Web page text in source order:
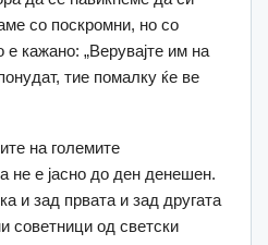
со поскромни, но со
кажано: „Верувајте им на
тие помалку ќе ве
на големите
не е јасно до ден денешен.
и зад првата и зад другата
советници од светски